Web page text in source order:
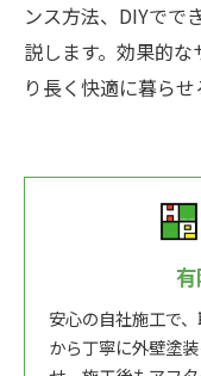
ンス方法、DIYでで
説します。効果的
り長く快適に暮らせ
安心の自社施工で
から丁寧に外壁塗